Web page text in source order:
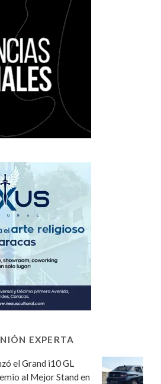
EXPERTA
el Grand i10 GL
al Mejor Stand en